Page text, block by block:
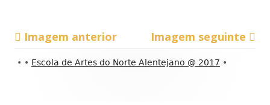
Imagem anterior Imagem seguinte
Conteúdo
• • Escola de Artes do Norte Alentejano @ 2017 •